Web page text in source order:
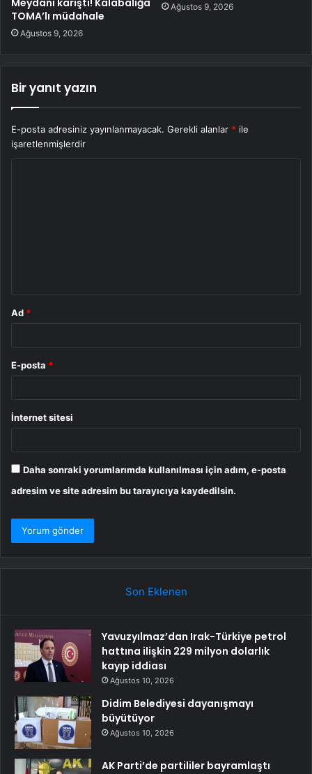
Meydanı karıştı! Kalabalığa
TOMA’lı müdahale
Ağustos 9, 2026
Ağustos 9, 2026
Bir yanıt yazın
E-posta adresiniz yayınlanmayacak. Gerekli alanlar * ile
işaretlenmişlerdir
Ad *
E-posta *
İnternet sitesi
Daha sonraki yorumlarımda kullanılması için adım, e-posta
adresim ve site adresim bu tarayıcıya kaydedilsin.
Son Eklenen
Yavuzyılmaz’dan Irak-Türkiye petrol
hattına ilişkin 229 milyon dolarlık
kayıp iddiası
Ağustos 10, 2026
Didim Belediyesi dayanışmayı
büyütüyor
Ağustos 10, 2026
AK Parti’de partililer bayramlaştı